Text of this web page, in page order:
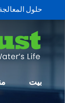
حلول
بيت